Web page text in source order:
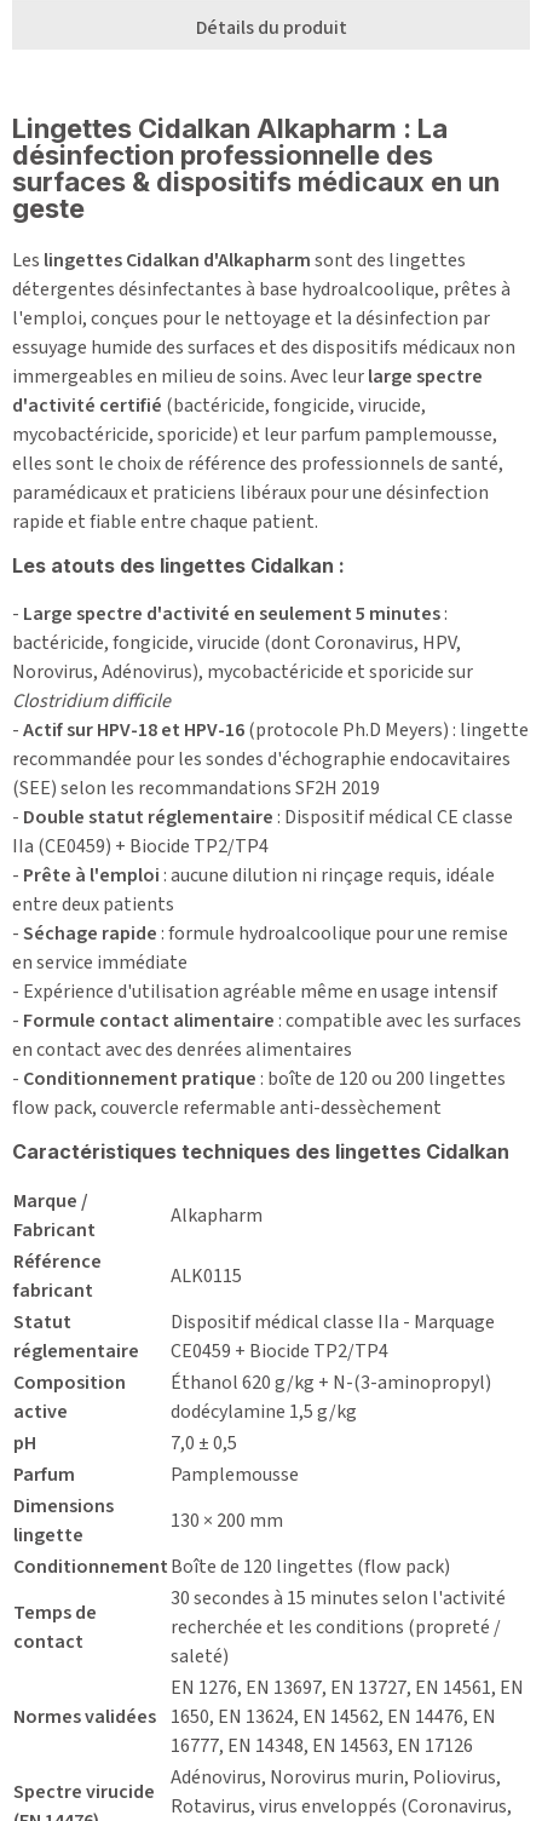
Détails du produit
Lingettes Cidalkan Alkapharm : La
désinfection professionnelle des
surfaces & dispositifs médicaux en un
geste
Les lingettes Cidalkan d'Alkapharmsont des lingettes
détergentes désinfectantes à base hydroalcoolique, prêtes à
l'emploi, conçues pour le nettoyage et la désinfection par
essuyage humide des surfaces et des dispositifs médicaux non
immergeables en milieu de soins. Avec leurlarge spectre
d'activité certifié (bactéricide, fongicide, virucide,
mycobactéricide, sporicide) et leur parfum pamplemousse,
elles sont le choix de référence des professionnels de santé,
paramédicaux et praticiens libéraux pour une désinfection
rapide et fiable entre chaque patient.
Les atouts des lingettes Cidalkan :
- Large spectre d'activité en seulement 5 minutes:
bactéricide, fongicide, virucide (dont Coronavirus, HPV,
Norovirus, Adénovirus), mycobactéricide et sporicide sur
Clostridium difficile
-Actif sur HPV-18 et HPV-16(protocole Ph.D Meyers) : lingette
recommandée pour les sondes d'échographie endocavitaires
(SEE) selon les recommandations SF2H 2019
- Double statut réglementaire : Dispositif médical CE classe
IIa (CE0459) + Biocide TP2/TP4
- Prête à l'emploi : aucune dilution ni rinçage requis, idéale
entre deux patients
-Séchage rapide : formule hydroalcoolique pour une remise
en service immédiate
- Expérience d'utilisation agréable même en usage intensif
- Formule contact alimentaire : compatible avec les surfaces
en contact avec des denrées alimentaires
- Conditionnement pratique : boîte de 120 ou 200 lingettes
flow pack, couvercle refermable anti-dessèchement
Caractéristiques techniques des lingettes Cidalkan
Marque /
Fabricant
Alkapharm
Référence
fabricant
ALK0115
Statut
réglementaire
Dispositif médical classe IIa - Marquage
CE0459 + Biocide TP2/TP4
Composition
active
Éthanol 620 g/kg + N-(3-aminopropyl)
dodécylamine 1,5 g/kg
pH
7,0 ± 0,5
Parfum
Pamplemousse
Dimensions
lingette
130 × 200 mm
ConditionnementBoîte de 120 lingettes (flow pack)
Temps de
contact
30 secondes à 15 minutes selon l'activité
recherchée et les conditions (propreté /
saleté)
Normes validées
EN 1276, EN 13697, EN 13727, EN 14561, EN
1650, EN 13624, EN 14562, EN 14476, EN
16777, EN 14348, EN 14563, EN 17126
Spectre virucide
Adénovirus, Norovirus murin, Poliovirus,
Rotavirus, virus enveloppés (Coronavirus,